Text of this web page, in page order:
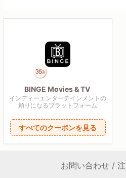
BINGE Movies & TV
インディーエンターテインメントの
頼りになるプラットフォーム
すべてのクーポンを見る
お問い合わせ /